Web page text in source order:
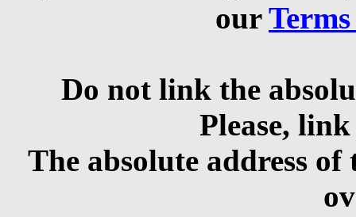
our
Do not link the
Please,
The absolute address